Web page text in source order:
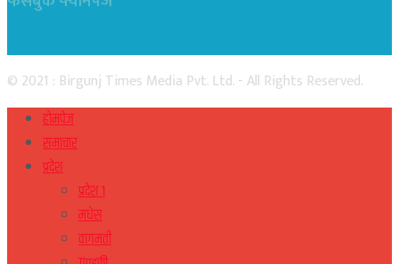
© 2021 : Birgunj Times Media Pvt. Ltd. - All Rights Reserved.
होमपेज
समाचार
प्रदेश
प्रदेश १
मधेस
वागमती